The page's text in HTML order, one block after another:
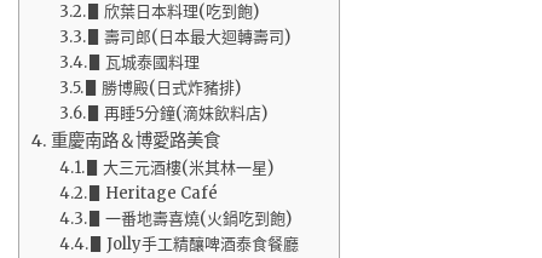
▋欣葉日本料理(吃到飽)
▋壽司郎(日本最大迴轉壽司)
▋瓦城泰國料理
▋勝博殿(日式炸豬排)
▋再睡5分鐘(滴妹飲料店)
重慶南路＆博愛路美食
▋大三元酒樓(米其林一星)
▋Heritage Café
▋一番地壽喜燒(火鍋吃到飽)
▋Jolly手工精釀啤酒泰食餐廳